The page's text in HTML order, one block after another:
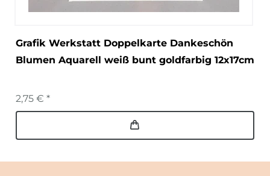
Grafik Werkstatt Doppelkarte Dankeschön
Blumen Aquarell weiß bunt goldfarbig 12x17cm
2,75 € *